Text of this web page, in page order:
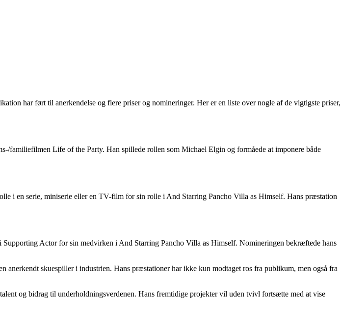
har ført til anerkendelse og flere priser og nomineringer. Her er en liste over nogle af de vigtigste priser,
familiefilmen Life of the Party. Han spillede rollen som Michael Elgin og formåede at imponere både
i en serie, miniserie eller en TV-film for sin rolle i And Starring Pancho Villa as Himself. Hans præstation
Actor for sin medvirken i And Starring Pancho Villa as Himself. Nomineringen bekræftede hans
skuespiller i industrien. Hans præstationer har ikke kun modtaget ros fra publikum, men også fra
og bidrag til underholdningsverdenen. Hans fremtidige projekter vil uden tvivl fortsætte med at vise